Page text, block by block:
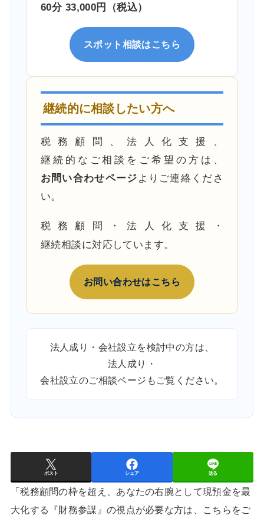
60分 33,000円（税込）
スポット相談はこちら
継続的に相談したい方へ
税務顧問、法人化支援、
継続的なご相談をご希望の方は、
お問い合わせページ よりご連絡くださ
い。
税務顧問・法人化支援・
継続相談に対応しています。
お問い合わせはこちら
法人成り・会社設立を検討中の方は、
法人成り・
会社設立のご相談ページ もご覧ください。
ポスト シェア 送る
「税務顧問の枠を超え、あなたの右腕として現預金を最
大化する『財務参謀』の視点が必要な方は、こちらをご